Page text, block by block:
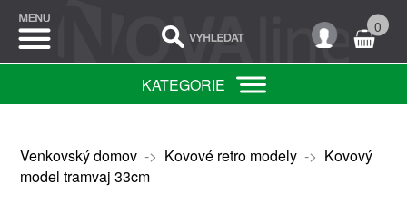
0
KATEGORIE
Venkovský domov-> Kovové retro modely-> Kovový
model tramvaj 33cm